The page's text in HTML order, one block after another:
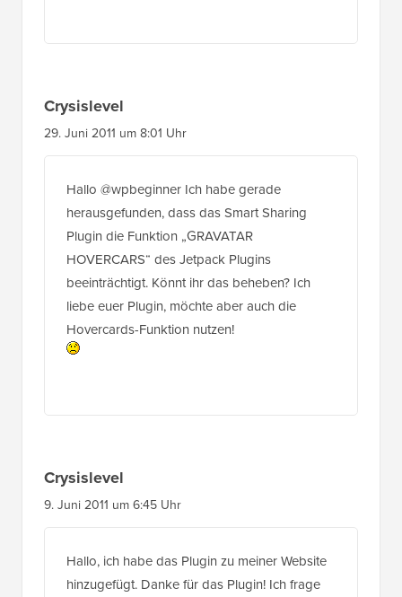
Crysislevel
29. Juni 2011 um 8:01 Uhr
Hallo @wpbeginner Ich habe gerade
herausgefunden, dass das Smart Sharing
Plugin die Funktion „GRAVATAR
HOVERCARS“ des Jetpack Plugins
beeinträchtigt. Könnt ihr das beheben? Ich
liebe euer Plugin, möchte aber auch die
Hovercards-Funktion nutzen!
Crysislevel
9. Juni 2011 um 6:45 Uhr
Hallo, ich habe das Plugin zu meiner Website
hinzugefügt. Danke für das Plugin! Ich frage